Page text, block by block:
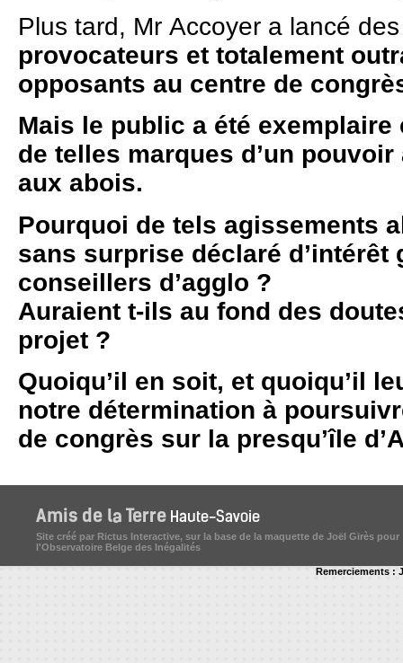
Plus tard, Mr Accoyer a lancé
provocateurs et totalement
opposants au centre de
Mais le public a été
de telles marques d’un
aux abois.
Pourquoi de tels agissements
sans surprise déclaré
conseillers d’agglo ?
Auraient t-ils au fond des
projet ?
Quoiqu’il en soit, et quoiqu’il
notre détermination à
de congrès sur la presqu’île
Site créé par Rictus Interactive, sur la base de la maquette de Joël Girès pour
l'Observatoire Belge des Inégalités
Remerciements :